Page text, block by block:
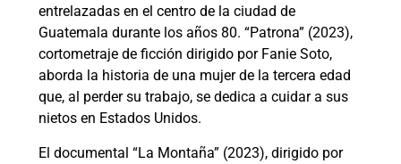
entrelazadas en el centro de la ciudad de
Guatemala durante los años 80. “Patrona” (2023),
cortometraje de ficción dirigido por Fanie Soto,
aborda la historia de una mujer de la tercera edad
que, al perder su trabajo, se dedica a cuidar a sus
nietos en Estados Unidos.
El documental “La Montaña” (2023), dirigido por